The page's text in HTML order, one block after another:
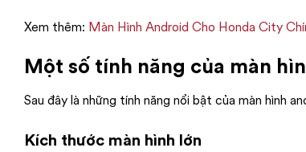
Xem thêm: Màn Hình Android Cho Honda City
Một số tính năng của màn
Sau đây là những tính năng nổi bật của màn hình
Kích thước màn hình lớn